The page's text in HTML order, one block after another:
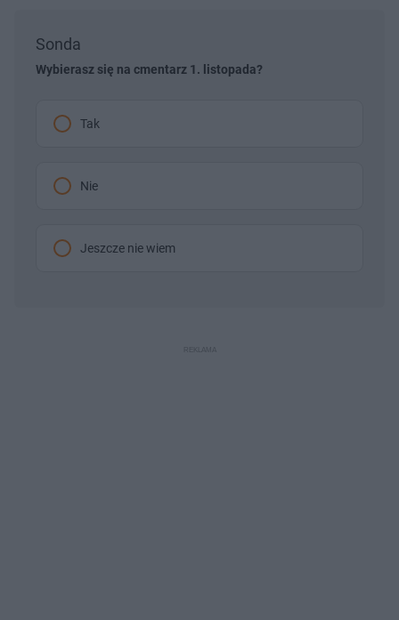
Sonda
Wybierasz się na cmentarz 1. listopada?
Tak
Nie
Jeszcze nie wiem